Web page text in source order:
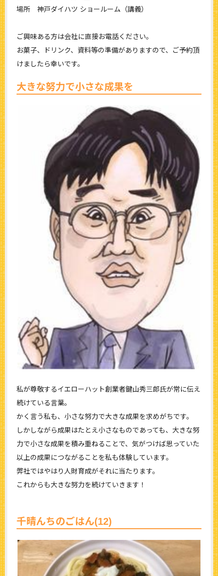
場所 神戸ダイハツ ショールーム（講義）
ご興味ある方は会社に直接お電話ください。
お菓子、ドリンク、資料等の準備がありますので、ご予約頂
けましたら幸いです。
大きな努力で小さな成果を
私が尊敬するイエローハット創業者鍵山秀三郎氏が常に伝え
続けている言葉。
かく言う私も、小さな努力で大きな成果を求めがちです。
しかしながら成果はたとえ小さなものであっても、大きな努
力で小さな成果を積み重ねることで、気がつけば思っていた
以上の成果につながることを私も体験しています。
弊社ではやはり人財育成がそれに当たります。
これからも大きな努力を続けていきます！
千晴んちのごはん(12)